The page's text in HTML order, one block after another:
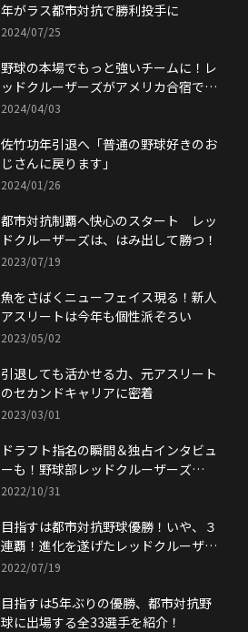
年がラス都市対抗で勝利投手に
2024/07/25
野球の本場でもっと強いチームに！レ
ッドクルーザーズがアメリカ合宿で得
た収穫
2024/04/03
佐竹功年引退へ「普通の野球好きのお
じさんに戻ります」
2024/01/26
都市対抗制覇へ快心のスタート レッ
ドクルーザーズは、はみ出して勝つ！
2023/07/19
魚をさばくニューフェイス現る！新人
アスリートは今年も個性派ぞろい
2023/05/02
引退しても活かせる力、元アスリート
のセカンドキャリアに密着
2023/03/01
ドラフト指名の瞬間＆独占インタビュ
ーも！野球部レッドクルーザーズ
が"幸せ"の量産中！
2022/10/31
目指すは都市対抗野球優勝！いや、３
連覇！進化を遂げたレッドクルーザー
ズ
2022/07/19
目指すは5年ぶりの優勝、都市対抗野
球に出場する全33選手を紹介！